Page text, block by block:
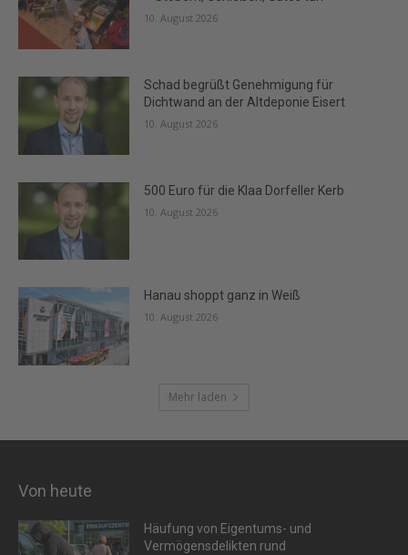
10. August 2026
Schad begrüßt Genehmigung für
Dichtwand an der Altdeponie Eisert
10. August 2026
500 Euro für die Klaa Dorfeller Kerb
10. August 2026
Hanau shoppt ganz in Weiß
10. August 2026
Mehr laden
Von heute
Häufung von Eigentums- und
Vermögensdelikten rund